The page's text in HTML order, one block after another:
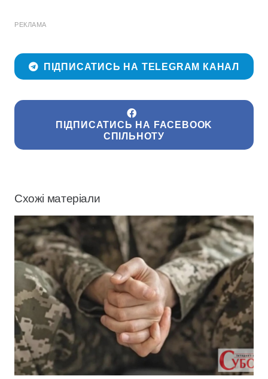
РЕКЛАМА
ПІДПИСАТИСЬ НА TELEGRAM КАНАЛ
ПІДПИСАТИСЬ НА FACEBOOK
СПІЛЬНОТУ
Схожі матеріали